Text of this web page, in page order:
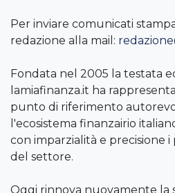
Per inviare comunicati
redazione alla mail:
Fondata nel 2005 la testata
lamiafinanza.it ha
punto di riferimento
l'ecosistema finanzairio
con imparzialità e precisione
del settore.
Oggi rinnova nuovamente la